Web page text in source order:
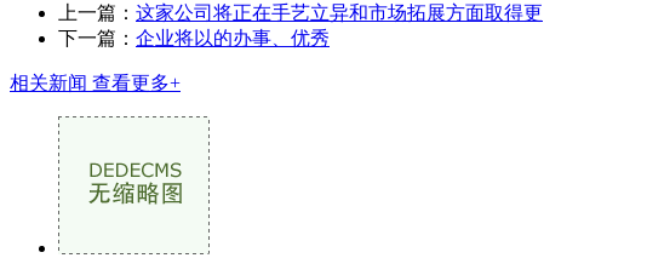
上一篇： 这家公司将正在手艺立异和市场拓展方面取得更
下一篇： 企业将以的办事、优秀
相关新闻 查看更多+